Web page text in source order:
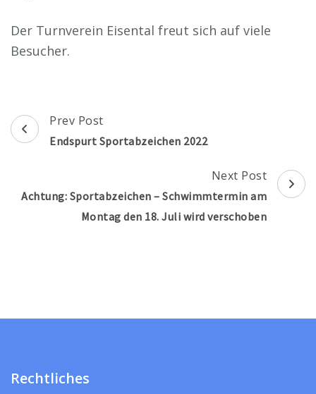
Der Turnverein Eisental freut sich auf viele
Besucher.
Post
Navigation
Prev Post
Endspurt Sportabzeichen 2022
Next Post
Achtung: Sportabzeichen – Schwimmtermin am
Montag den 18. Juli wird verschoben
Rechtliches